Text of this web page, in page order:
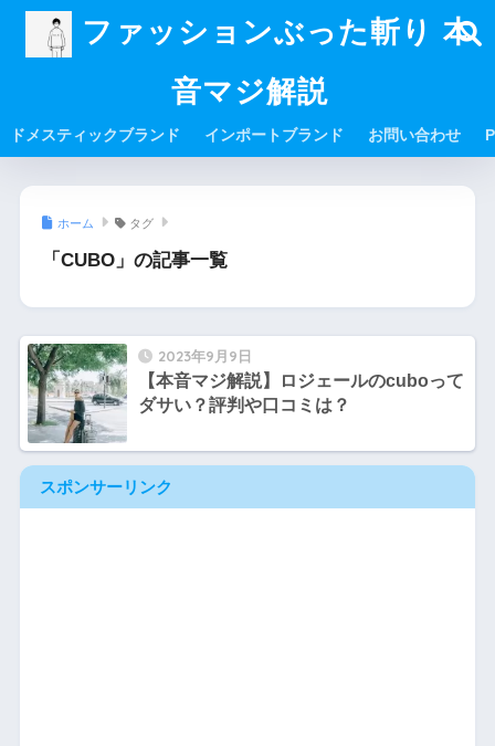
ファッションぶった斬り 本
音マジ解説
ドメスティックブランド インポートブランド お問い合わせ
ホーム タグ
「CUBO」の記事一覧
2023年9月9日
【本音マジ解説】ロジェールのcuboって
ダサい？評判や口コミは？
スポンサーリンク